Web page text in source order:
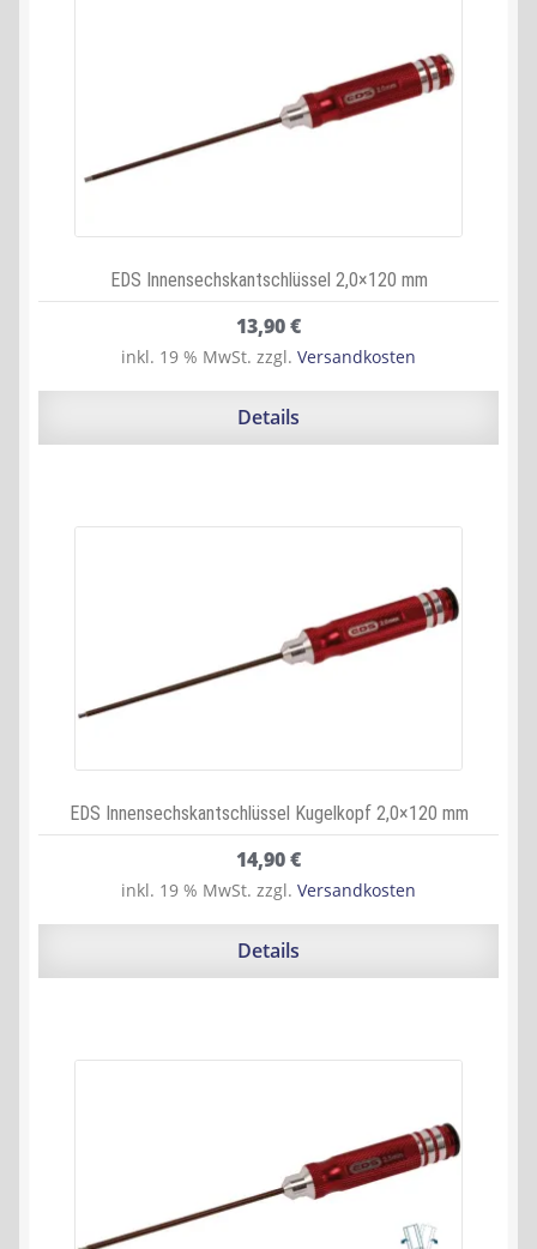
EDS Innensechskantschlüssel 2,0×120 mm
13,90€
inkl. 19 % MwSt. zzgl. Versandkosten
Details
EDS Innensechskantschlüssel Kugelkopf 2,0×120 mm
14,90€
inkl. 19 % MwSt. zzgl. Versandkosten
Details